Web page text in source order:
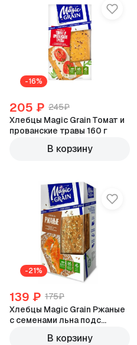
-16%
205 ₽ 245₽
Хлебцы Magic Grain Томат и
прованские травы 160 г
В корзину
-21%
139 ₽ 175₽
Хлебцы Magic Grain Ржаные
с семенами льна подс
В корзину